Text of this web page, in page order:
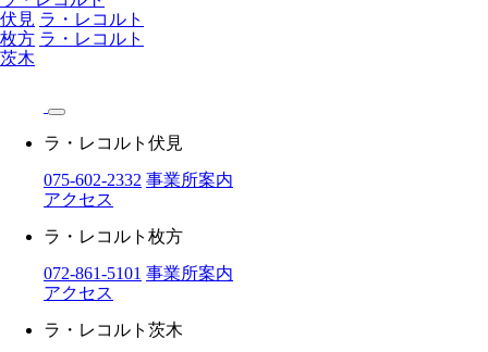
伏見 ラ・レコルト
枚方 ラ・レコルト
茨木
ラ・レコルト伏見
075-602-2332 事業所案内
アクセス
ラ・レコルト枚方
072-861-5101 事業所案内
アクセス
ラ・レコルト茨木